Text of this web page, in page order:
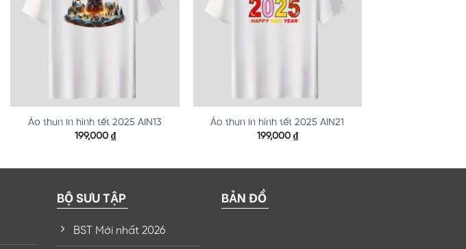
Áo thun in hình tết 2025 AIN13
199,000 ₫
Áo thun in hình tết 2025 AIN21
199,000 ₫
BỘ SƯU TẬP
BST Mới nhất 2026
BẢN ĐỒ